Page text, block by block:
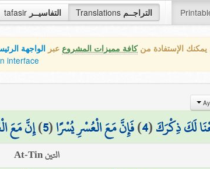
tafasir التفاسيــر Translations التراجــم
الإستفادة منكافة مميزات المشروع عبر الواجهة
interface
لَكَ ذِكْرَكَ(
4
)فَإِنَّ مَعَ الْعُسْرِ يُسْرًا(
5
)إِنَّ مَعَ
التين At-Tin